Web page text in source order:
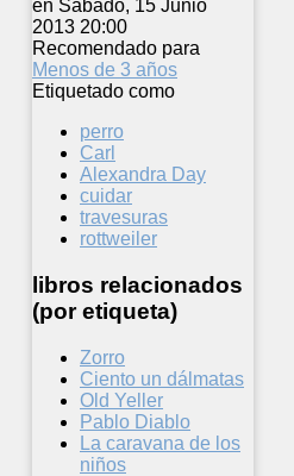
en Sábado, 15 Junio
2013 20:00
Recomendado para
Menos de 3 años
Etiquetado como
perro
Carl
Alexandra Day
cuidar
travesuras
rottweiler
libros relacionados
(por etiqueta)
Zorro
Ciento un dálmatas
Old Yeller
Pablo Diablo
La caravana de los
niños